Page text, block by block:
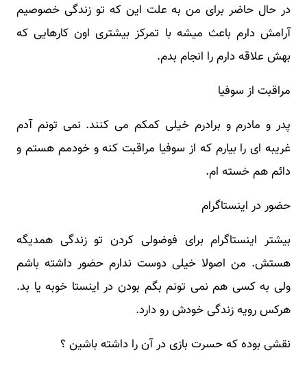
در حال حاضر برای من به علت این که تو زندگی خصوصیم
آرامش دارم باعث میشه با تمرکز بیشتری اون کارهایی که
بهش علاقه دارم را انجام بدم.
مراقبت از سوفیا
پدر و مادرم و برادرم خیلی کمکم می کنند. نمی تونم آدم
غریبه ای را بیارم که از سوفیا مراقبت کنه و خودمم هستم و
دائم هم خسته ام.
حضور در اینستاگرام
بیشتر اینستاگرام برای فوضولی کردن تو زندگی همدیگه
هستش. من اصولا خیلی دوست ندارم حضور داشته باشم
ولی به کسی هم نمی تونم بگم بودن در اینستا خوبه یا بد.
هرکس رویه زندگی خودش رو دارد.
نقشی بوده که حسرت بازی در آن را داشته باشین ؟